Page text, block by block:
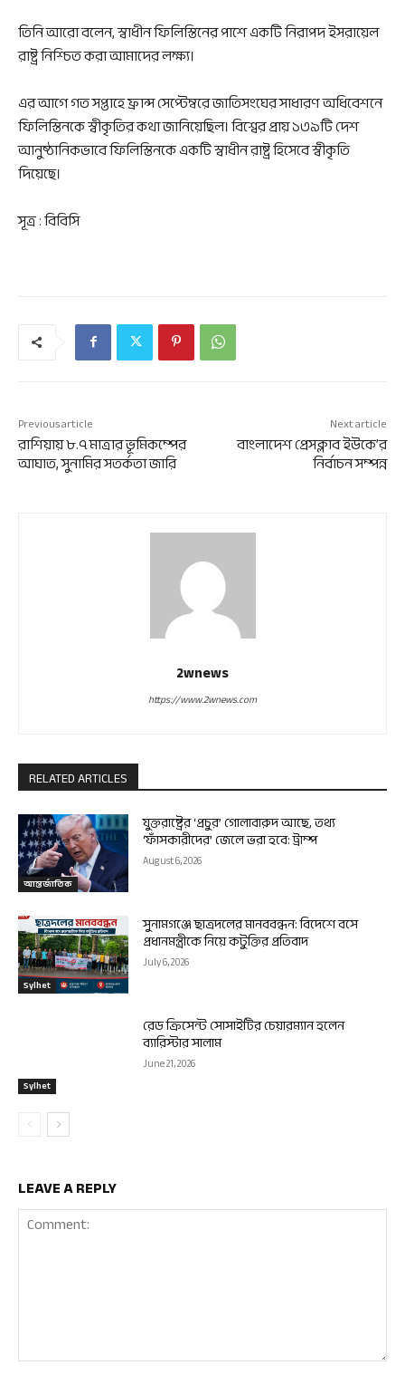
তিনি আরো বলেন, স্বাধীন ফিলিস্তিনের পাশে একটি নিরাপদ ইসরায়েল
রাষ্ট্র নিশ্চিত করা আমাদের লক্ষ্য।
এর আগে গত সপ্তাহে ফ্রান্স সেপ্টেম্বরে জাতিসংঘের সাধারণ অধিবেশনে
ফিলিস্তিনকে স্বীকৃতির কথা জানিয়েছিল। বিশ্বের প্রায় ১৩৯টি দেশ
আনুষ্ঠানিকভাবে ফিলিস্তিনকে একটি স্বাধীন রাষ্ট্র হিসেবে স্বীকৃতি
দিয়েছে।
সূত্র : বিবিসি
Previous article
রাশিয়ায় ৮.৭ মাত্রার ভূমিকম্পের
আঘাত, সুনামির সতর্কতা জারি
Next article
বাংলাদেশ প্রেসক্লাব ইউকে’র
নির্বাচন সম্পন্ন
2wnews
https://www.2wnews.com
RELATED ARTICLES
আন্তর্জাতিক
যুক্তরাষ্ট্রের ‘প্রচুর’ গোলাবারুদ আছে, তথ্য
‘ফাঁসকারীদের’ জেলে ভরা হবে: ট্রাম্প
August 6, 2026
Sylhet
সুনামগঞ্জে ছাত্রদলের মানববন্ধন: বিদেশে বসে
প্রধানমন্ত্রীকে নিয়ে কটুক্তির প্রতিবাদ
July 6, 2026
Sylhet
রেড ক্রিসেন্ট সোসাইটির চেয়ারম্যান হলেন
ব্যারিস্টার সালাম
June 21, 2026
LEAVE A REPLY